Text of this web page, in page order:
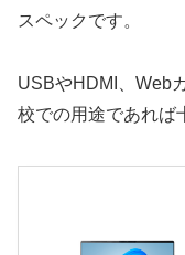
スペックです。
USBやHDMI、Web
校での用途であれば